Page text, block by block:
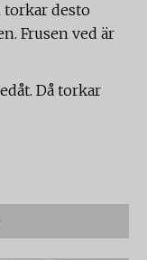
torkar desto
Frusen ved är
Då torkar